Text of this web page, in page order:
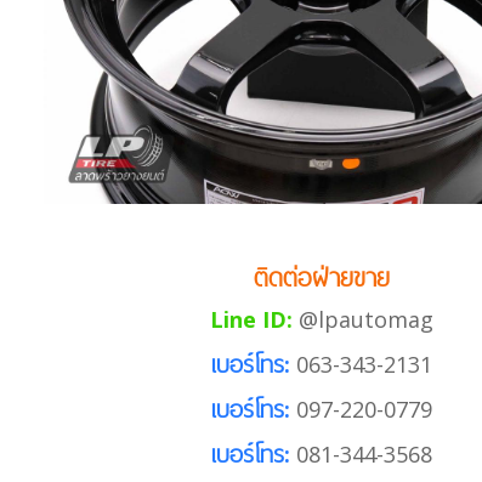
ติดต่อฝ่ายขาย
Line ID: @lpautomag
เบอร์โทร: 063-343-2131
เบอร์โทร: 097-220-0779
เบอร์โทร: 081-344-3568